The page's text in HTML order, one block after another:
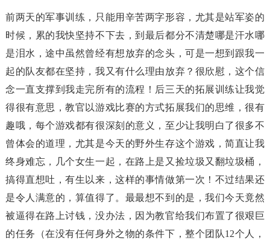
前两天的军事训练，只能用辛苦两字形容，尤其是站军姿的
时候，累的我快坚持不下去，到最后都分不清楚哪是汗水哪
是泪水，途中虽然曾经有想放弃的念头，可是一想到跟我一
起的队友都在坚持，我又有什么理由放弃？很欣慰，这个信
念一直支撑到我走完所有的流程！后三天的拓展训练让我觉
得很有意思，教官以游戏比赛的方式拓展我们的思维，很有
趣哦，每个游戏都有很深刻的意义，至少让我明白了很多不
曾体会的道理，尤其是今天的野外生存这个游戏，简直让我
终身难忘，几个女生一起，在路上是又捡垃圾又翻垃圾桶，
搞得直想吐，有生以来，这样的事情做第一次！不过结果还
是令人满意的，算值得了。最最想不到的是，我们今天竟然
被逼得在路上讨钱，没办法，因为教官给我们布置了很艰巨
的任务（在没有任何身外之物的条件下，整个团队12个人，